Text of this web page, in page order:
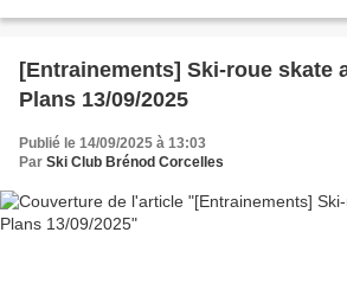
[Entrainements] Ski-roue skate
Plans 13/09/2025
Publié le 14/09/2025 à 13:03
Par Ski Club Brénod Corcelles